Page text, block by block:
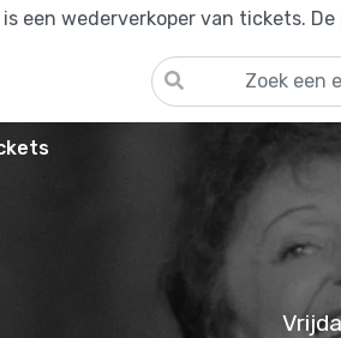
is een wederverkoper van tickets.